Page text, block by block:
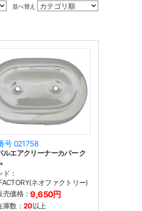
並べ替え
号 021758
ルエアクリーナーカバー ク
ド：
ネオファクトリー)
売価格：9,650円
庫数： 20以上